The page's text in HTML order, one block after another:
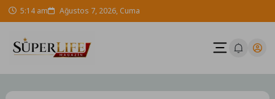
Skip 5:14 am Ağustos 7, 2026, Cuma